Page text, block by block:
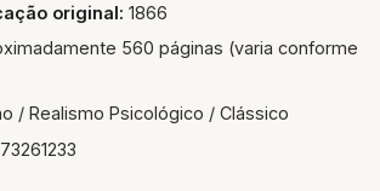
original: 1866
560 páginas (varia conforme
/ Realismo Psicológico / Clássico